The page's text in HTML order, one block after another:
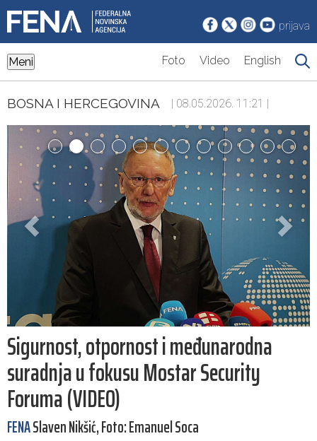
prijava
Meni Foto Video English
BOSNA I HERCEGOVINA | 08.05.2026. 11:21 |
Sigurnost, otpornost i međunarodna
suradnja u fokusu Mostar Security
Foruma (VIDEO)
FENASlaven Nikšić, Foto: Emanuel Soca